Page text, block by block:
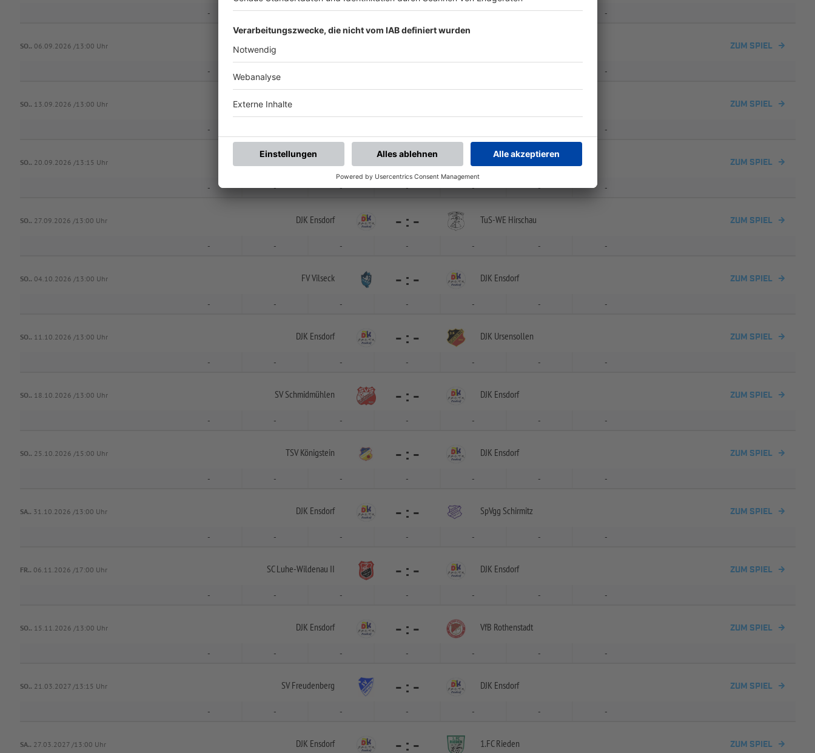
- - - - - - -
SO.. 06.09.2026 /13:00 Uhr SG Traßlberg / ZUM SPIEL
- -
SO.. 13.09.2026 /13:00 Uhr ZUM SPIEL
- -
SO.. 20.09.2026 /13:15 Uhr FC Edelsfeld -:- DJK Ensdorf ZUM SPIEL
- - - - - - -
SO.. 27.09.2026 /13:00 Uhr DJK Ensdorf - : - TuS-WE Hirschau ZUM SPIEL
- - - - - - -
SO.. 04.10.2026 /13:00 Uhr FV Vilseck - : - DJK Ensdorf ZUM SPIEL
- - - - - - -
SO.. 11.10.2026 /13:00 Uhr DJK Ensdorf - : - DJK Ursensollen ZUM SPIEL
- - - - - - -
SO.. 18.10.2026 /13:00 Uhr SV Schmidmühlen - : - DJK Ensdorf ZUM SPIEL
- - - - - - -
SO.. 25.10.2026 /15:00 Uhr TSV Königstein - : - DJK Ensdorf ZUM SPIEL
- - - - - - -
SA.. 31.10.2026 /13:00 Uhr DJK Ensdorf - : - SpVgg Schirmitz ZUM SPIEL
- - - - - - -
FR.. 06.11.2026 /17:00 Uhr SC Luhe-Wildenau II - : - DJK Ensdorf ZUM SPIEL
- - - - - - -
SO.. 15.11.2026 /13:00 Uhr DJK Ensdorf - : - VfB Rothenstadt ZUM SPIEL
- - - - - - -
SO.. 21.03.2027 /13:15 Uhr SV Freudenberg - : - DJK Ensdorf ZUM SPIEL
- - - - - - -
SA.. 27.03.2027 /13:00 Uhr DJK Ensdorf - : - 1.FC Rieden ZUM SPIEL